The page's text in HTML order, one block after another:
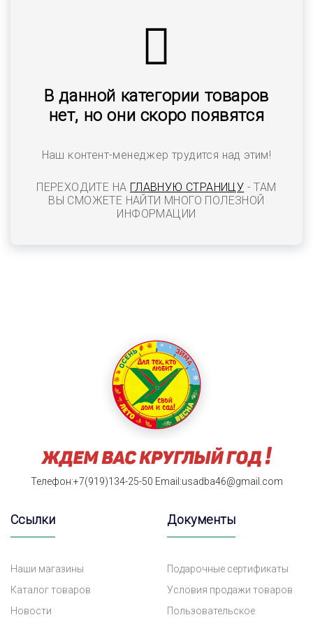
В данной категории товаров
нет, но они скоро появятся
Наш контент-менеджер трудится над этим!
ПЕРЕХОДИТЕ НА ГЛАВНУЮ СТРАНИЦУ - ТАМ
ВЫ СМОЖЕТЕ НАЙТИ МНОГО ПОЛЕЗНОЙ
ИНФОРМАЦИИ
Телефон:+7(919)134-25-50 Email:usadba46@gmail.com
Ссылки
Наши магазины
Каталог товаров
Новости
Документы
Подарочные сертификаты
Условия продажи товаров
Пользовательское